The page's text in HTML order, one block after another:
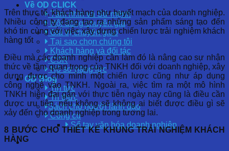
Về OD CLICK
Tầm nhìn và Sứ mệnh
Hội đồng chuyên gia
Giá trị chuyển giao
Tại sao chọn chúng tôi
Khách hàng và đối tác
CSR
Hồ sơ năng lực
OD Blog
Tin tức
Tri thức
Sách cho người lãnh đạo
Công cụ
Sổ tay văn hóa doanh nghiệp
Trên thực tế, khách hàng như huyết mạch của doanh nghiệp.
Nhiều công ty đang tạo ra những sản phẩm sáng tạo đến
khó tin cùng với việc xây dựng chiến lược trải nghiệm khách
hàng tốt
Điều mà các doanh nghiệp cần làm đó là nâng cao sự nhận
thức về tầm quan trọng của TNKH đối với doanh nghiệp, xây
dựng được cho mình một chiến lược cũng như áp dụng
công nghệ vào TNKH. Ngoài ra, việc tìm ra một mô hình
TNKH hiện đại gắn với thực tiễn ngày nay cũng là điều cần
được ưu tiên, nếu không sẽ không ai biết được điều gì sẽ
xảy đến cho doanh nghiệp trong tương lai.
8 BƯỚC CHO THIẾT KẾ KHUNG TRẢI NGHIỆM KHÁCH
HÀNG